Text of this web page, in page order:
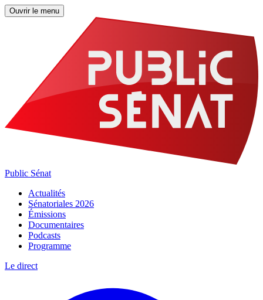
Ouvrir le menu
Public Sénat
Actualités
Sénatoriales 2026
Émissions
Documentaires
Podcasts
Programme
Le direct